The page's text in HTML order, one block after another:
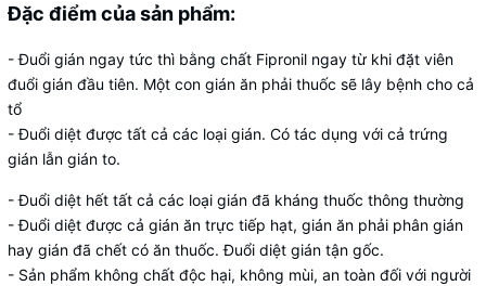
Đặc điểm của sản phẩm:
- Đuổi gián ngay tức thì bằng chất Fipronil ngay từ khi đặt viên
đuổi gián đầu tiên. Một con gián ăn phải thuốc sẽ lây bệnh cho cả
tổ
- Đuổi diệt được tất cả các loại gián. Có tác dụng với cả trứng
gián lẫn gián to.
- Đuổi diệt hết tất cả các loại gián đã kháng thuốc thông thường
- Đuổi diệt được cả gián ăn trực tiếp hạt, gián ăn phải phân gián
hay gián đã chết có ăn thuốc. Đuổi diệt gián tận gốc.
- Sản phẩm không chất độc hại, không mùi, an toàn đối với người